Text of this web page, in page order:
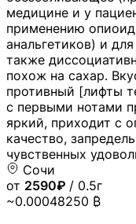
медицине и у
применению
анальгетиков) и
также
похож на сахар.
противный [лифты
с первыми нотами
яркий, приходит с
качество,
чувственных
Сочи
от 2590₽ / 0.5г
~0.00048250 ₿